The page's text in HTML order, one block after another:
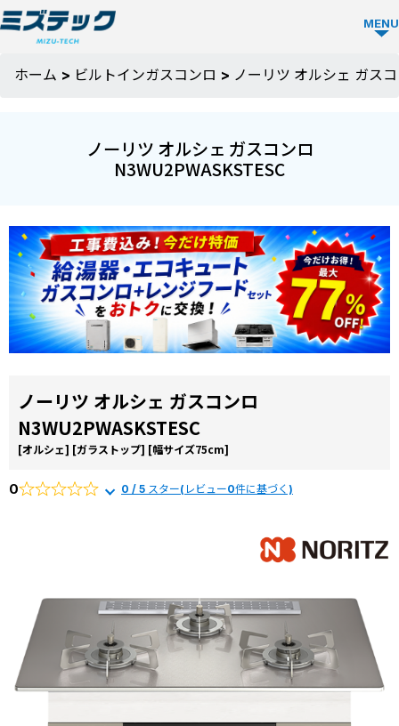
MENU
ガス
テッ
クの
強み
選ば
理由
施工
お役
コラ
ム
よく
ホーム > ビルトインガスコンロ > ノーリツ オルシェ ガス
ノーリツ オルシェ ガスコンロ
N3WU2PWASKSTESC
ノーリツ オルシェ ガスコンロ
N3WU2PWASKSTESC
[オルシェ] [ガラストップ] [幅サイズ75cm]
0 0 / 5 スター(レビュー0件に基づく)